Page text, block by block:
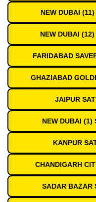
NEW DUBAI
NEW DUBAI
FARIDABAD
GHAZIABAD
JAIPUR
NEW DUBAI (1)
KANPUR
CHANDIGARH
SADAR BAZAR